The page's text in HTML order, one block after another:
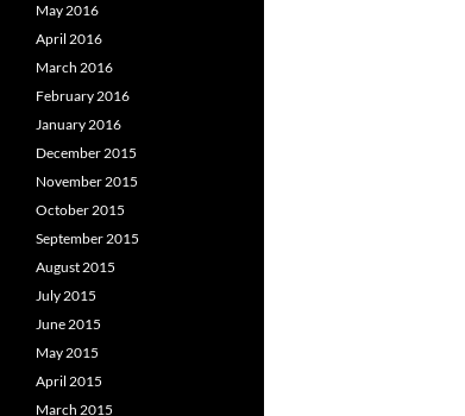
May 2016
April 2016
March 2016
February 2016
January 2016
December 2015
November 2015
October 2015
September 2015
August 2015
July 2015
June 2015
May 2015
April 2015
March 2015